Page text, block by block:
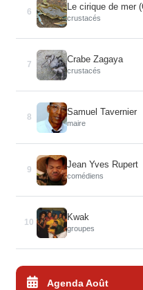
6
Le cirique de mer
crustacés
7
Crabe Zagaya
crustacés
8
Samuel Tavernier
maire
9
Jean Yves Rupert
comédiens
10
Kwak
groupes
Agenda Août